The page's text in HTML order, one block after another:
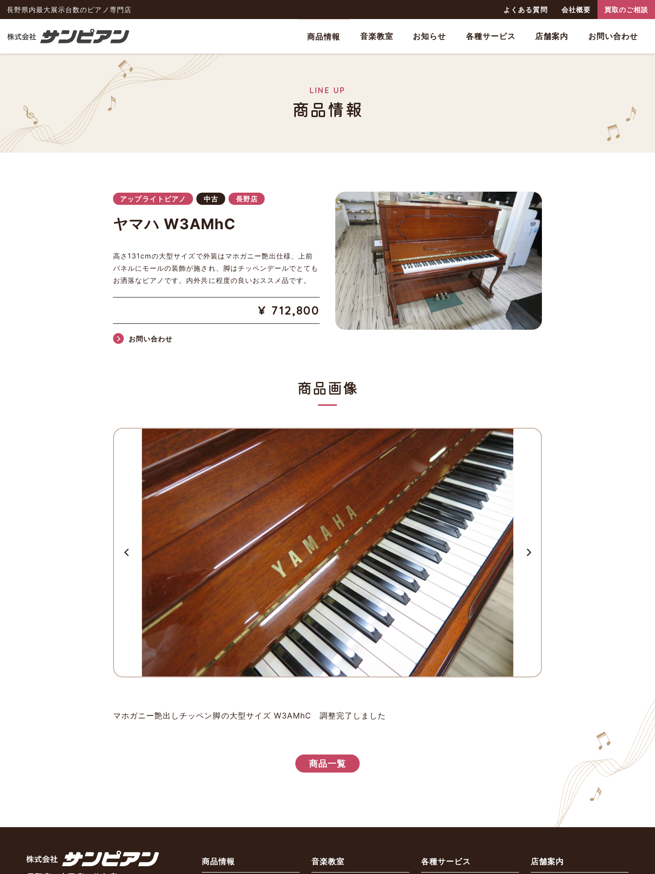
長野県内最大展示台数のピアノ専門店 よくある質問 会社概要 買取のご相談
商品情報 音楽教室 お知らせ 各種サービス 店舗案内 お問い合わせ
LINE UP
商品情報
アップライトピアノ 中古 長野店
ヤマハ W3AMhC
高さ131cmの大型サイズで外装はマホガニー艶出仕様、上前
パネルにモールの装飾が施され、脚はチッペンデールでとても
お洒落なピアノです。内外共に程度の良いおススメ品です。
712,800
お問い合わせ
商品画像
マホガニー艶出しチッペン脚の大型サイズ W3AMhC 調整完了しました
商品一覧
商品情報 音楽教室 各種サービス 店舗案内